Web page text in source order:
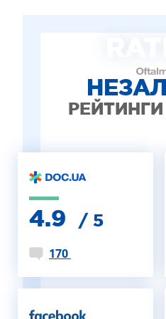
ДИТЯЧА ОФТАЛЬМОЛОГІЯ
ЛІКУВАННЯ ЗАХВОРЮВАНЬ
ЕСТЕТИЧНА ХІРУРГІЯ
4.9 / 5
170